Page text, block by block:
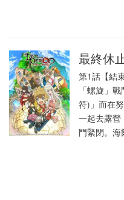
最終休
第1話【結
「螺旋」
符)」而在
一起去露營
門緊閉。